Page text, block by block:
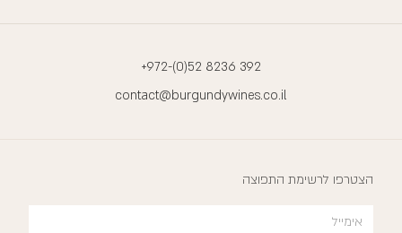
+972-(0)52 8236 392
contact@burgundywines.co.il
הצטרפו לרשימת התפוצה